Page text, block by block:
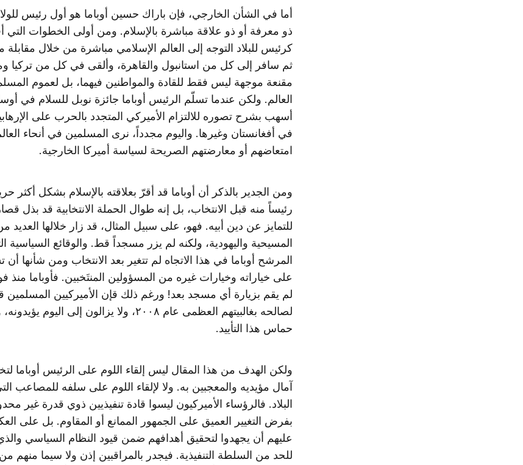
أما في الشأن الخارجي، فإن باراك حسين أوباما هو أول رئيس
ذو معرفة أو ذو علاقة مباشرة بالإسلام. ومن أولى الخطوات التي
كرئيس للبلاد التوجه إلى العالم الإسلامي مباشرة من خلال مقابلة
ثم سافر إلى كل من استانبول والقاهرة، وألقى في كل من تركيا
مقنعة موجهة ليس فقط للقادة والمواطنين فيهما، بل لعموم
العالم. ولكن عندما تسلّم الرئيس أوباما جائزة نوبل للسلام في
أسهب بشرح تصوره للالتزام الأميركي المتجدد بالحرب على
في أفغانستان وغيرها. واليوم مجدداً، نرى المسلمين في أنحاء
امتعاضهم أو معارضتهم الصريحة لسياسة أميركا الخارجية.
ومن الجدير بالذكر أن أوباما قد أقرّ بعلاقته بالإسلام بشكل أكثر
رئيساً منه قبل الانتخاب، بل إنه طوال الحملة الانتخابية قد بذل
للتمايز عن دين أبيه. فهو، على سبيل المثال، قد زار خلالها العديد
المسيحية واليهودية، ولكنه لم يزر مسجداً قط. والوقائع السياسية
المرشح أوباما في هذا الاتجاه لم تتغير بعد الانتخاب ومن شأنها أن
على خياراته وخيارات غيره من المسؤولين المنتَخبين. فأوباما منذ
لم يقم بزيارة أي مسجد بعد! ورغم ذلك قإن الأميركيين المسلمين
لصالحه بغالبيتهم العظمى عام ٢٠٠٨، ولا يزالون إلى
حماس هذا التأييد.
ولكن الهدف من هذا المقال ليس إلقاء اللوم على الرئيس أوباما
آمال مؤيديه والمعجبين به. ولا لإلقاء اللوم على سلفه للمصاعب
البلاد. فالرؤساء الأميركيون ليسوا قادة تنفيذيين ذوي قدرة غير
بفرض التغيير العميق على الجمهور الممانع أو المقاوم. بل على
عليهم أن يجهدوا لتحقيق أهدافهم ضمن قيود النظام السياسي
للحد من السلطة التنفيذية. فيجدر بالمراقبين إذن ولا سيما منهم